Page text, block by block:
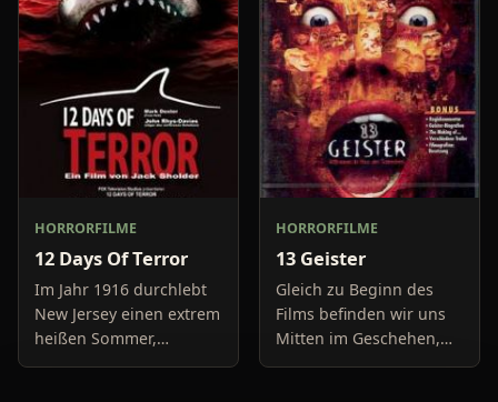
und befassen sich
neuerdings mit Se
genau in dem Moment
fäll
HORRORFILME
12 Days Of Terror
Im Jahr 1916 durchlebt
New Jersey einen extrem
heißen Sommer,
während in Europa der
HORRORFILME
13 Geister
Gleich zu Beginn des
Films befinden wir uns
Mitten im Geschehen,
eine Gruppe von Leuten